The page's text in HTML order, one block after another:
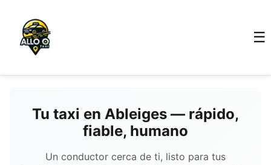
☰
Tu taxi en Ableiges — rápido,
fiable, humano
Un conductor cerca de ti, listo para tus